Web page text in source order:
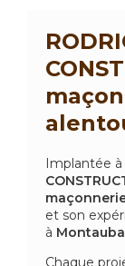
Implantée à
et son
à
Chaque